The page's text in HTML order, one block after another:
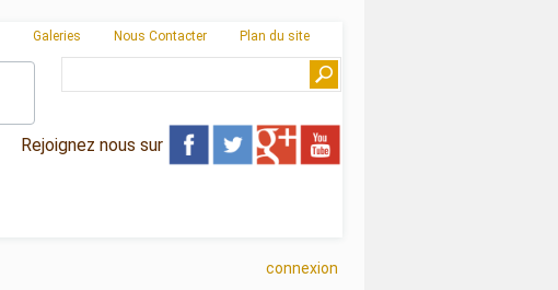
Galeries Nous Contacter Plan du site
Rejoignez nous sur
connexion